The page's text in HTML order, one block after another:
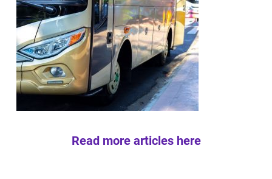
Read more articles here